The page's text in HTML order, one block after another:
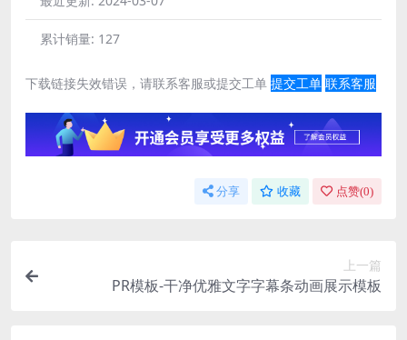
累计销量: 127
下载链接失效错误，请联系客服或提交工单 提交工单 联系客服
分享 收藏 点赞(0)
上一篇
PR模板-干净优雅文字字幕条动画展示模板